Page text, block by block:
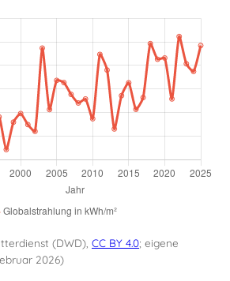
(DWD), CC BY 4.0; eigene
2026)